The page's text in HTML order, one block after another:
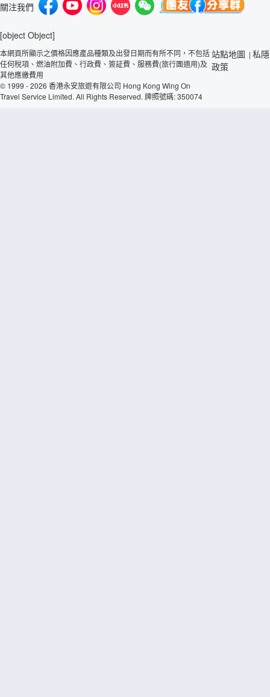
關注我們
[object Object]
本網頁所顯示之價格因應產品種類及出發日期而有所不同，不包括
任何稅項、燃油附加費、行政費、簽証費、服務費(旅行團適用)及
其他應繳費用
© 1999 - 2026 香港永安旅遊有限公司 Hong Kong Wing On
Travel Service Limited. All Rights Reserved. 牌照號碼: 350074
站點地圖 | 私隱
政策